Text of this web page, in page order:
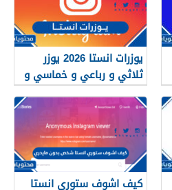
يوزرات انستا 2026 يوزر
ثلاثي و رباعي و خماسي و
سداسي فخم
كيف اشوف ستوري انستا